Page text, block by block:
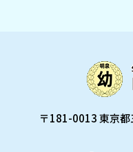
〒181-0013 東京